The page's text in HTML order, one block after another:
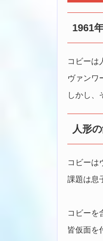
1961
コビーは
ヴァンワ
しかし、
人形
コビーは
課題は息
コビーを
皆仮面を